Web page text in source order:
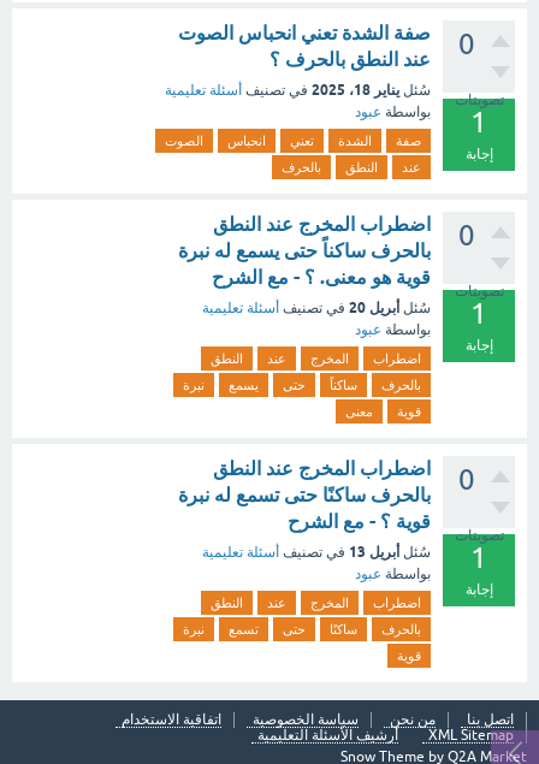
0
تصويتات
1
إجابة
صفة الشدة تعني انحباس الصوت
عند النطق بالحرف ؟
سُئل يناير 18، 2025 في تصنيف أسئلة تعليمية
بواسطة عبود
صفة الشدة تعني انحباس
الصوت
عند
النطق بالحرف
0
تصويتات
1
إجابة
اضطراب المخرج عند النطق
بالحرف ساكناً حتى يسمع له نبرة
قوية هو معنى. ؟ - مع الشرح
سُئل أبريل 20 في تصنيف أسئلة تعليمية
بواسطة عبود
اضطراب المخرج عند
النطق
بالحرف
ساكناً حتى يسمع
نبرة
قوية
معنى
0
تصويتات
1
إجابة
اضطراب المخرج عند النطق
بالحرف ساكنًا حتى تسمع له نبرة
قوية ؟ - مع الشرح
سُئل أبريل 13 في تصنيف أسئلة تعليمية
بواسطة عبود
اضطراب المخرج عند
النطق
بالحرف
ساكنًا حتى تسمع
نبرة
قوية
اتصل بنا من نحن سياسة الخصوصية
اتفاقية الاستخدام
XML Sitemap
أرشيف الأسئلة التعليمية
Snow Theme by Q2A Market